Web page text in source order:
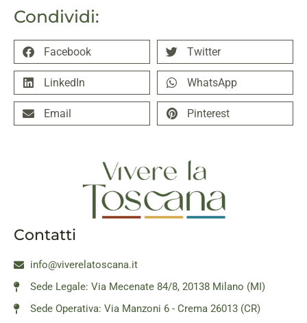
Condividi:
Facebook Twitter
LinkedIn WhatsApp
Email Pinterest
Contatti
info@viverelatoscana.it
Sede Legale: Via Mecenate 84/8, 20138 Milano (MI)
Sede Operativa: Via Manzoni 6 - Crema 26013 (CR)